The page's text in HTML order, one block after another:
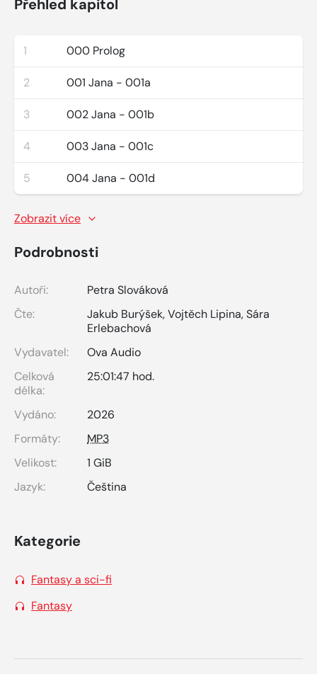
Přehled kapitol
1 000 Prolog
2 001 Jana - 001a
3 002 Jana - 001b
4 003 Jana - 001c
5 004 Jana - 001d
Zobrazit více
Podrobnosti
Autoři:
Petra Slováková
Čte:
Jakub Burýšek,Vojtěch Lipina,Sára
Erlebachová
Vydavatel:
Ova Audio
Celková
délka:
25:01:47 hod.
Vydáno:
2026
Formáty:
MP3
Velikost:
1 GiB
Jazyk:
Čeština
Kategorie
Fantasy a sci-fi
Fantasy